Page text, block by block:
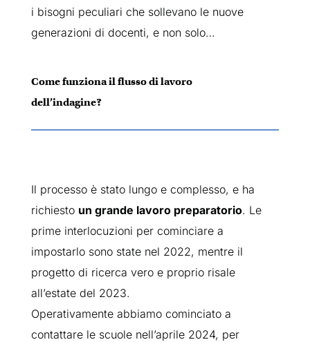
i bisogni peculiari che sollevano le nuove
generazioni di docenti, e non solo…
Come funziona il flusso di lavoro
dell’indagine?
Il processo è stato lungo e complesso, e ha
richiesto un grande lavoro preparatorio. Le
prime interlocuzioni per cominciare a
impostarlo sono state nel 2022, mentre il
progetto di ricerca vero e proprio risale
all’estate del 2023.
Operativamente abbiamo cominciato a
contattare le scuole nell’aprile 2024, per